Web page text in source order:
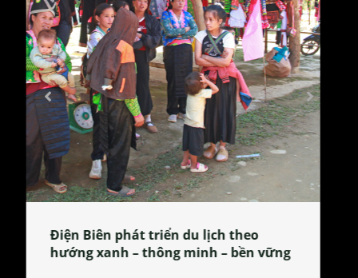
Làng làm bánh tẻ Phú Nhi – nơi lan
tỏa đặc sản xứ Đoài